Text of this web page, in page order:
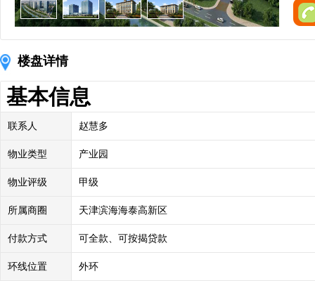
楼盘详情
基本信息
联系人 赵慧多
物业类型 产业园
物业评级 甲级
所属商圈 天津滨海海泰高新区
付款方式 可全款、可按揭贷款
环线位置 外环